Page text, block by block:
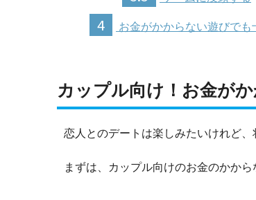
4 お金がかからない遊びでも
カップル向け！お金が
恋人とのデートは楽しみたいけれど、
まずは、カップル向けのお金のかから